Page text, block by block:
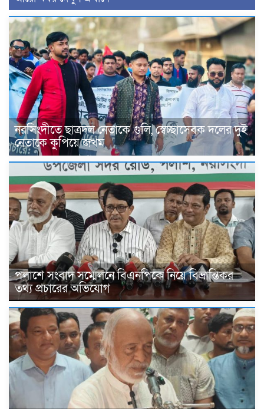
নরসিংদীতে ছাত্রদল নেতাকে গুলি, স্বেচ্ছাসেবক দলের দুই
নেতাকে কুপিয়ে জখম
পলাশে সংবাদ সম্মেলনে বিএনপিকে নিয়ে বিভ্রান্তিকর
তথ্য প্রচারের অভিযোগ